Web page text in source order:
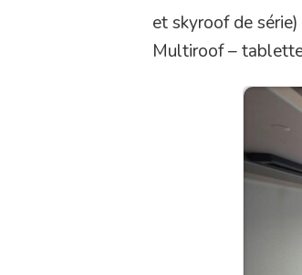
et skyroof de
Multiroof –